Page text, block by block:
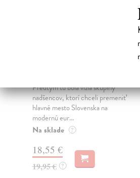
Predtým tu bola vízia skupiny
nadšencov, ktorí chceli premeniť
hlavné mesto Slovenska na
modernú eur...
Na sklade ?
18,55 €
19,95 € ?